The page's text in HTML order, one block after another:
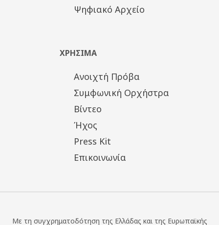
Ψηφιακό Αρχείο
ΧΡΗΣΙΜΑ
Ανοιχτή Πρόβα
Συμφωνική Ορχήστρα
Βίντεο
Ήχος
Press Kit
Επικοινωνία
Με τη συγχρηματοδότηση της Ελλάδας και της Ευρωπαϊκής